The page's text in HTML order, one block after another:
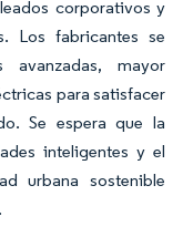
corporativos y
Los fabricantes se
avanzadas, mayor
para satisfacer
Se espera que la
inteligentes y el
urbana sostenible